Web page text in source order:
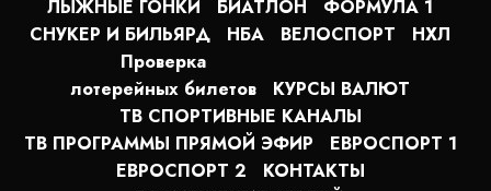
ЛЫЖНЫЕ ГОНКИ
БИАТЛОН
ФОРМУЛА 1
СНУКЕР И БИЛЬЯРД
НБА ВЕЛОСПОРТ
НХЛ
Проверка
лотерейных билетов
КУРСЫ ВАЛЮТ
ТВ СПОРТИВНЫЕ КАНАЛЫ
ТВ ПРОГРАММЫ ПРЯМОЙ ЭФИР
ЕВРОСПОРТ 1
ЕВРОСПОРТ 2
КОНТАКТЫ